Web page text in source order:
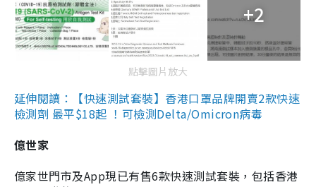
+2
點擊圖片放大
延伸閱讀：【快速測試套裝】香港口罩品牌開賣2款快速
檢測劑 最平$18起 ！可檢測Delta/Omicron病毒
億世家
億家世門市及App現已有售6款快速測試套裝，包括香港